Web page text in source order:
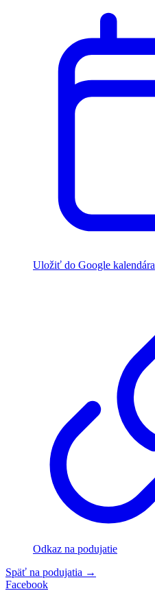
Uložiť do Google kalendára
Odkaz na podujatie
Späť na podujatia →
Facebook